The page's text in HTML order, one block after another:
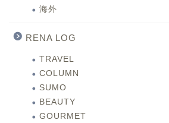
海外
RENA LOG
TRAVEL
COLUMN
SUMO
BEAUTY
GOURMET